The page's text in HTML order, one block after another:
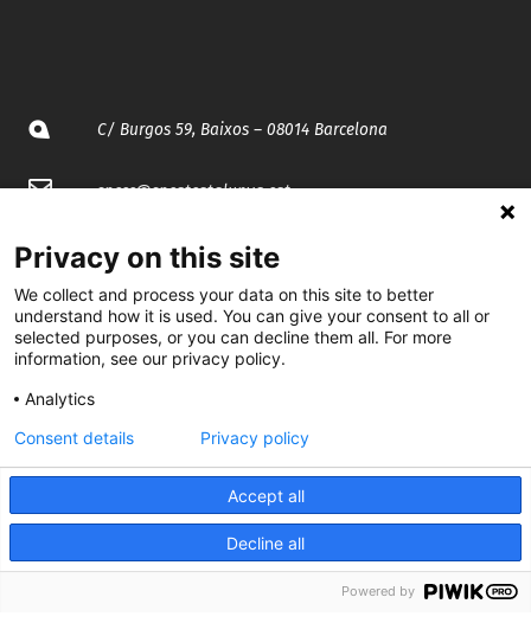
C/ Burgos 59, Baixos – 08014 Barcelona
spccc@spcgtcatalunya.cat
935 120 481
@CGTCatalunya
cgtcatalunya
CGTCatalunya
Desenvolupat per
Privacy on this site
We collect and process your data on this site to better
understand how it is used. You can give your consent to all or
selected purposes, or you can decline them all. For more
information, see our privacy policy.
Analytics
Accept all
Decline all
Consent details Privacy policy
Powered by